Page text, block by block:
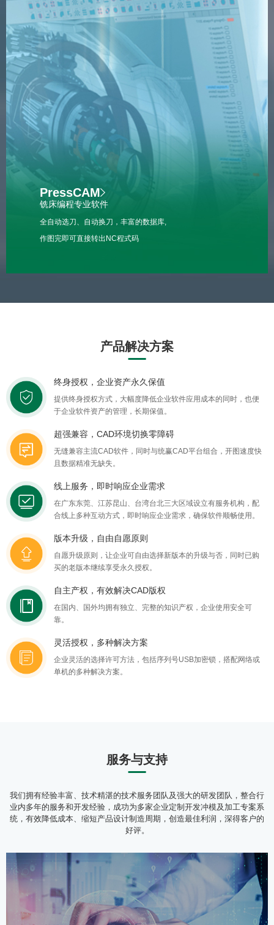
PressCAM
铣床编程专业软件
全自动选刀、自动换刀，丰富的数据库,
作图完即可直接转出NC程式码
产品解决方案
终身授权，企业资产永久保值
提供终身授权方式，大幅度降低企业软件应用成本的同时，也便
于企业软件资产的管理，长期保值。
超强兼容，CAD环境切换零障碍
无缝兼容主流CAD软件，同时与统赢CAD平台组合，开图速度快
且数据精准无缺失。
线上服务，即时响应企业需求
在广东东莞、江苏昆山、台湾台北三大区域设立有服务机构，配
合线上多种互动方式，即时响应企业需求，确保软件顺畅使用。
版本升级，自由自愿原则
自愿升级原则，让企业可自由选择新版本的升级与否，同时已购
买的老版本继续享受永久授权。
自主产权，有效解决CAD版权
在国内、国外均拥有独立、完整的知识产权，企业使用安全可
靠。
灵活授权，多种解决方案
企业灵活的选择许可方法，包括序列号USB加密锁，搭配网络或
单机的多种解决方案。
服务与支持
我们拥有经验丰富、技术精湛的技术服务团队及强大的研发团队，整合行
业内多年的服务和开发经验，成功为多家企业定制开发冲模及加工专案系
统，有效降低成本、缩短产品设计制造周期，创造最佳利润，深得客户的
好评。